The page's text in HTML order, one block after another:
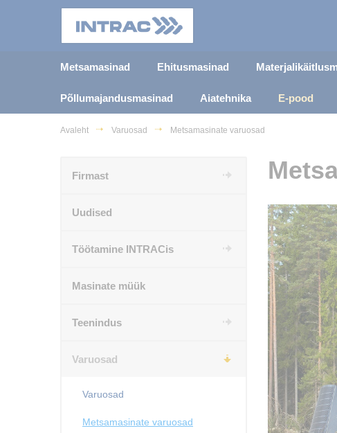
Metsamasinad Ehitusmasinad
Põllumajandusmasinad Aiatehnika E-pood
Avaleht Varuosad Metsamasinate varuosad
Firmast
Uudised
Töötamine INTRACis
Masinate müük
Teenindus
Varuosad
Varuosad
Metsamasinate varuosad